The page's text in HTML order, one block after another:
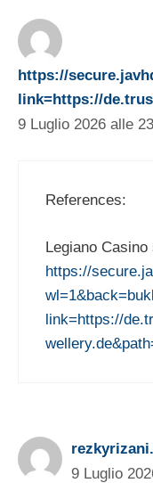
https://
link=https://
9 Luglio 2026 alle
References:
Legiano Casino
https://
link=https://
9 Luglio